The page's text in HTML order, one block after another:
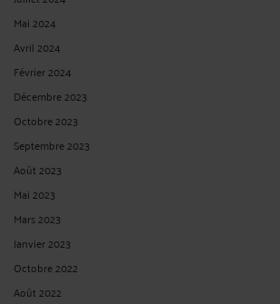
Sont considérés comme cadres dirigeants les cadres
responsabilités dont l'importance implique une grande
décisions de façon largement autonome et qui